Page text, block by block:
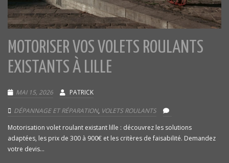
MOTORISER VOS VOLETS ROULANTS
EXISTANTS À LILLE
MAI 15, 2026 PATRICK
DÉPANNAGE ET RÉPARATION, VOLETS ROULANTS
Motorisation volet roulant existant lille : découvrez les solutions
adaptées, les prix de 300 à 900€ et les critères de faisabilité. Demandez
votre devis...